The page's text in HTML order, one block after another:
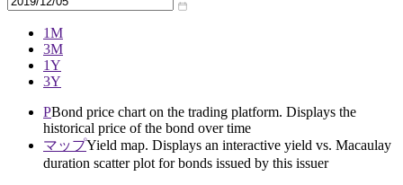
1M
3M
1Y
3Y
PBond price chart on the trading platform. Displays the
historical price of the bond over time
マップYield map. Displays an interactive yield vs. Macaulay
duration scatter plot for bonds issued by this issuer